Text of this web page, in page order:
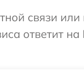
связи или
ответит